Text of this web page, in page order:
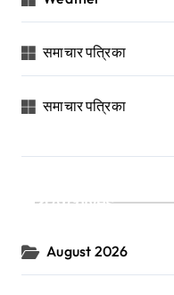
समाचार पत्रिका
समाचार पत्रिका
Archives
August 2026